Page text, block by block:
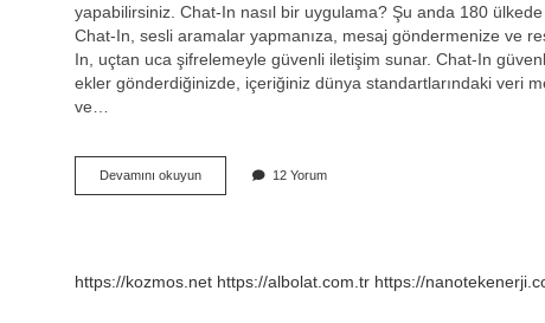
yapabilirsiniz. Chat-In nasıl bir uygulama? Şu anda 180 ülkede
Chat-In, sesli aramalar yapmanıza, mesaj göndermenize ve
In, uçtan uca şifrelemeyle güvenli iletişim sunar. Chat-In
ekler gönderdiğinizde, içeriğiniz dünya standartlarındaki veri
ve…
Devamını okuyunChat
Ne
12 Yorum
https://kozmos.net https://albolat.com.tr https://